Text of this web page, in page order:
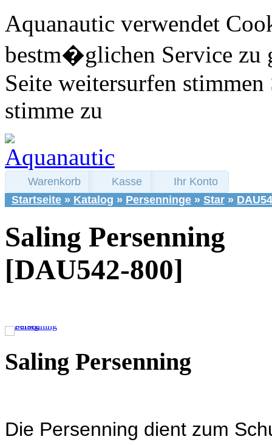
Aquanautic verwendet
bestm�glichen Service zu
Seite weitersurfen stimmen
stimme zu
Warenkorb Kasse
Ihr Konto
Startseite » Katalog » Persenninge » Star »
Saling Persenning
[DAU542-800]
Saling Persenning
Die Persenning dient zum